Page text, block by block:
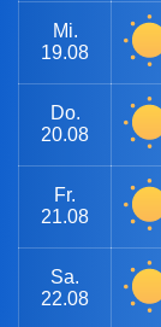
Mi.
19.08
Do.
20.08
Fr.
21.08
Sa.
22.08